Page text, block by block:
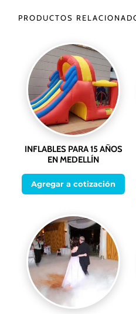
PRODUCTOS
INFLABLES PARA 15 AÑOS
EN MEDELLÍN
Agregar a cotización